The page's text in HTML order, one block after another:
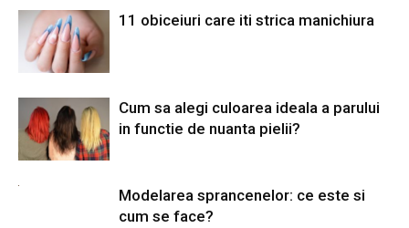
11 obiceiuri care iti strica manichiura
Cum sa alegi culoarea ideala a parului
in functie de nuanta pielii?
Modelarea sprancenelor: ce este si
cum se face?